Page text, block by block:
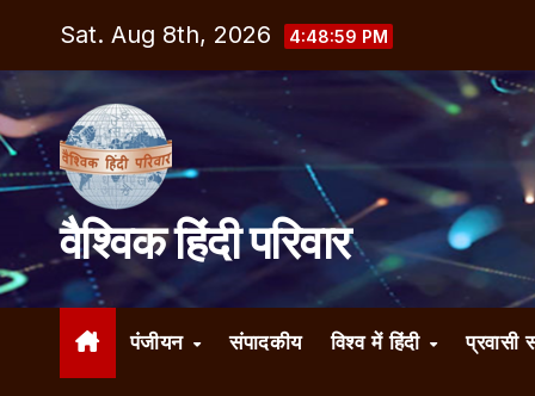
content
Sat. Aug 8th, 2026 4:49:00 PM
वैश्विक हिंदी परिवार
पंजीयन संपादकीय विश्व में हिंदी प्रवासी